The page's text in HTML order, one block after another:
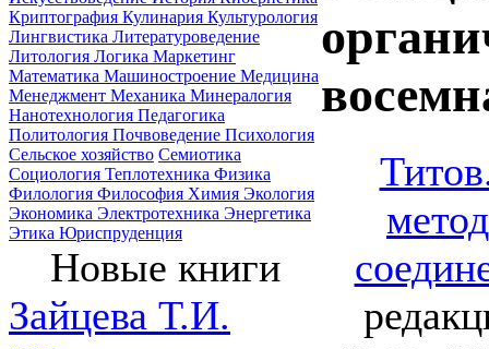
Криптография Кулинария Культурология
Лингвистика Литературоведение
Литология Логика Маркетинг
Математика Машиностроение Медицина
Менеджмент Механика Минералогия
Нанотехнология Педагогика
Политология Почвоведение Психология
Сельское хозяйство Семиотика
Социология Теплотехника Физика
Филология Философия Химия Экология
Экономика Электротехника Энергетика
Этика Юриспруденция
Новые книги
Зайцева Т.И.